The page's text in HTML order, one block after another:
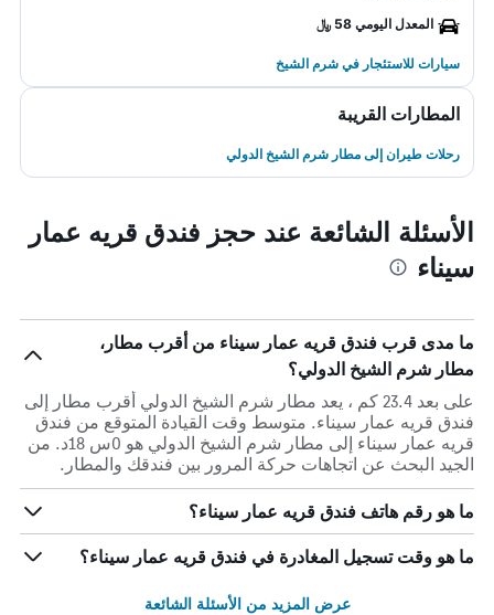
المعدل اليومي 58 ﷼
سيارات للاستئجار في شرم الشيخ
المطارات القريبة
رحلات طيران إلى مطار شرم الشيخ الدولي
الأسئلة الشائعة عند حجز فندق قريه عمار
سيناء
ما مدى قرب فندق قريه عمار سيناء من أقرب مطار،
مطار شرم الشيخ الدولي؟
على بعد 23.4 كم ، يعد مطار شرم الشيخ الدولي أقرب مطار إلى
فندق قريه عمار سيناء. متوسط وقت القيادة المتوقع من فندق
قريه عمار سيناء إلى مطار شرم الشيخ الدولي هو 0س 18د. من
الجيد البحث عن اتجاهات حركة المرور بين فندقك والمطار.
ما هو رقم هاتف فندق قريه عمار سيناء؟
ما هو وقت تسجيل المغادرة في فندق قريه عمار سيناء؟
عرض المزيد من الأسئلة الشائعة